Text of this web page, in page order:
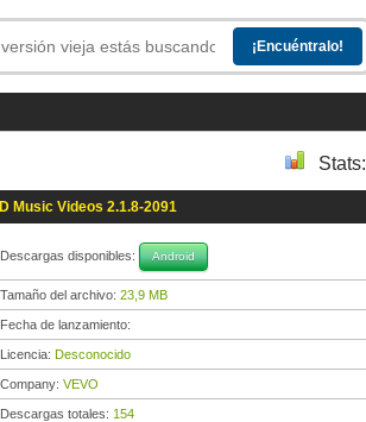
Stats:
Music Videos 2.1.8-2091
Descargas disponibles: Android
Tamaño del archivo: 23,9 MB
Fecha de lanzamiento:
Licencia: Desconocido
Company: VEVO
Descargas totales: 154